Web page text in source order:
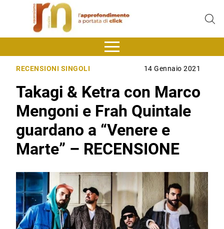
RECENSIONI SINGOLI 14 Gennaio 2021
Takagi & Ketra con Marco
Mengoni e Frah Quintale
guardano a “Venere e
Marte” – RECENSIONE